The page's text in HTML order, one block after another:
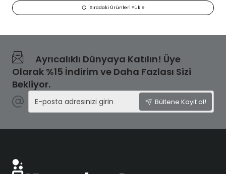
Sıradaki Ürünleri Yükle
Ayrıcalıklı Dünyaya Katılın! Üye
Olarak %15 İndirim ve Daha Fazlası Sizi
Bekliyor.
E-
posta
adresinizi
Bültene Kayıt ol!